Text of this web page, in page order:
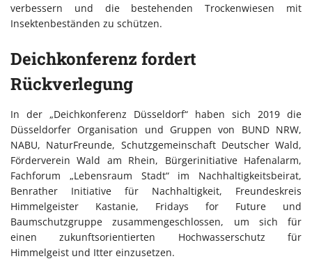
verbessern und die bestehenden Trockenwiesen mit
Insektenbeständen zu schützen.
Deichkonferenz fordert
Rückverlegung
In der „Deichkonferenz Düsseldorf“ haben sich 2019 die
Düsseldorfer Organisation und Gruppen von BUND NRW,
NABU, NaturFreunde, Schutzgemeinschaft Deutscher Wald,
Förderverein Wald am Rhein, Bürgerinitiative Hafenalarm,
Fachforum „Lebensraum Stadt“ im Nachhaltigkeitsbeirat,
Benrather Initiative für Nachhaltigkeit, Freundeskreis
Himmelgeister Kastanie, Fridays for Future und
Baumschutzgruppe zusammengeschlossen, um sich für
einen zukunftsorientierten Hochwasserschutz für
Himmelgeist und Itter einzusetzen.